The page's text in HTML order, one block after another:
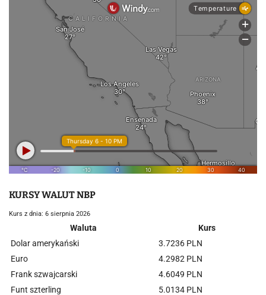
KURSY WALUT NBP
Kurs z dnia: 6 sierpnia 2026
Waluta
Kurs
Dolar amerykański
3.7236 PLN
Euro
4.2982 PLN
Frank szwajcarski
4.6049 PLN
Funt szterling
5.0134 PLN